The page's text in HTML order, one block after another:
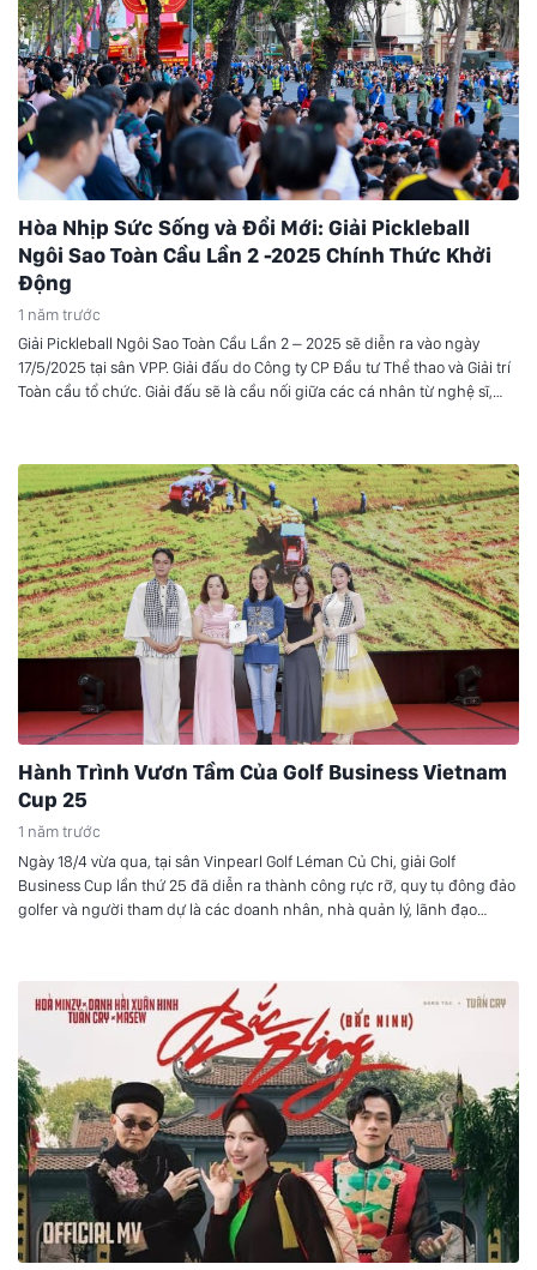
Hòa Nhịp Sức Sống và Đổi Mới: Giải Pickleball
Ngôi Sao Toàn Cầu Lần 2 -2025 Chính Thức Khởi
Động
1 năm trước
Giải Pickleball Ngôi Sao Toàn Cầu Lần 2 – 2025 sẽ diễn ra vào ngày
17/5/2025 tại sân VPP. Giải đấu do Công ty CP Đầu tư Thể thao và Giải trí
Toàn cầu tổ chức. Giải đấu sẽ là cầu nối giữa các cá nhân từ nghệ sĩ,
Hành Trình Vươn Tầm Của Golf Business Vietnam
Cup 25
1 năm trước
Ngày 18/4 vừa qua, tại sân Vinpearl Golf Léman Củ Chi, giải Golf
Business Cup lần thứ 25 đã diễn ra thành công rực rỡ, quy tụ đông đảo
golfer và người tham dự là các doanh nhân, nhà quản lý, lãnh đạo